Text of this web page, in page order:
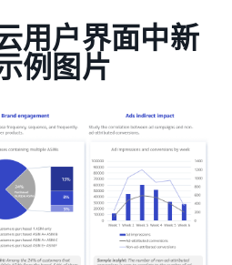
用户界面中新
例图片